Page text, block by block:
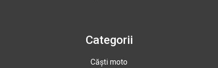
Categorii
Căști moto